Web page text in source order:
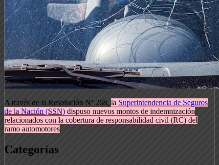
A través de la Resolución Nº 268, la Superintendencia de Seguros
de la Nación (SSN) dispuso nuevos montos de indemnización
relacionados con la cobertura de responsabilidad civil (RC) del
ramo automotores.
Categorías